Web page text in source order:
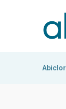
Abiclor